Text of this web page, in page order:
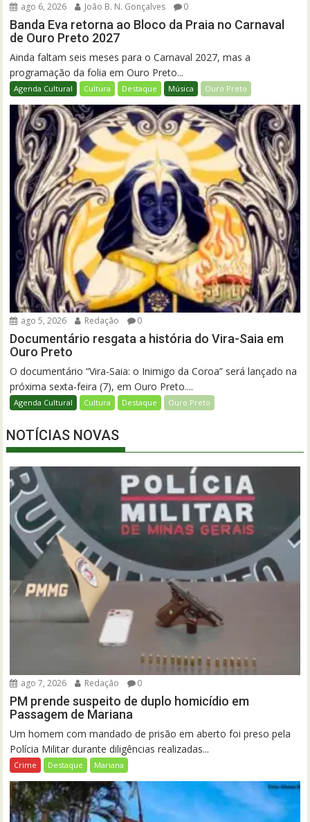
ago 6, 2026 João B. N. Gonçalves 0
Banda Eva retorna ao Bloco da Praia no Carnaval
de Ouro Preto 2027
Ainda faltam seis meses para o Carnaval 2027, mas a
programação da folia em Ouro Preto...
Agenda Cultural Cultura Destaque Música Ouro Preto
ago 5, 2026 Redação 0
Documentário resgata a história do Vira-Saia em
Ouro Preto
O documentário “Vira-Saia: o Inimigo da Coroa” será lançado na
próxima sexta-feira (7), em Ouro Preto....
Agenda Cultural Cultura Destaque Ouro Preto
NOTÍCIAS NOVAS
ago 7, 2026 Redação 0
PM prende suspeito de duplo homicídio em
Passagem de Mariana
Um homem com mandado de prisão em aberto foi preso pela
Polícia Militar durante diligências realizadas...
Crime Destaque Mariana